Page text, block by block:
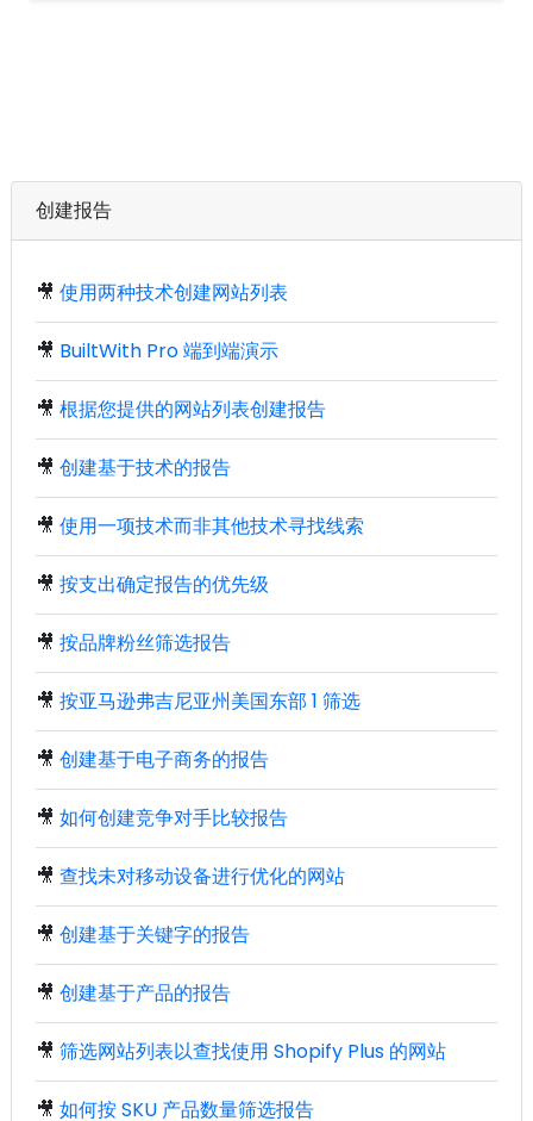
创建报告
🎥 使用两种技术创建网站列表
🎥 BuiltWith Pro 端到端演示
🎥 根据您提供的网站列表创建报告
🎥 创建基于技术的报告
🎥 使用一项技术而非其他技术寻找线索
🎥 按支出确定报告的优先级
🎥 按品牌粉丝筛选报告
🎥 按亚马逊弗吉尼亚州美国东部 1 筛选
🎥 创建基于电子商务的报告
🎥 如何创建竞争对手比较报告
🎥 查找未对移动设备进行优化的网站
🎥 创建基于关键字的报告
🎥 创建基于产品的报告
🎥 筛选网站列表以查找使用 Shopify Plus 的网站
🎥 如何按 SKU 产品数量筛选报告